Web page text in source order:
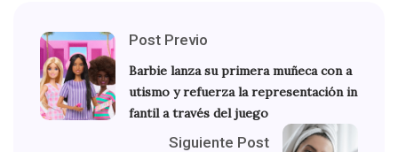
Post Previo
Barbie lanza su primera muñeca con a
utismo y refuerza la representación in
fantil a través del juego
Siguiente Post